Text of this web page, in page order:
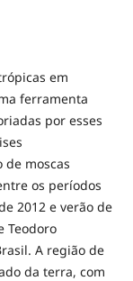
em
ferramenta
por esses
moscas
os períodos
2012 e verão de
Teodoro
A região de
da terra, com